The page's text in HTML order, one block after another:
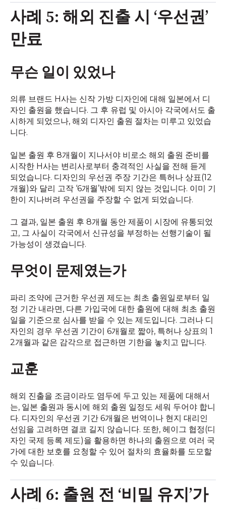
사례 5: 해외 진출 시 ‘우선권’
만료
무슨 일이 있었나
의류 브랜드 H사는 신작 가방 디자인에 대해 일본에서 디
자인 출원을 했습니다. 그 후 유럽 및 아시아 각국에서도 출
시하게 되었으나, 해외 디자인 출원 절차는 미루고 있었습
니다.
일본 출원 후 8개월이 지나서야 비로소 해외 출원 준비를
시작한 H사는 변리사로부터 충격적인 사실을 전해 듣게
되었습니다. 디자인의 우선권 주장 기간은 특허나 상표(12
개월)와 달리 고작 ‘6개월’밖에 되지 않는 것입니다. 이미 기
한이 지나버려 우선권을 주장할 수 없게 되었습니다.
그 결과, 일본 출원 후 8개월 동안 제품이 시장에 유통되었
고, 그 사실이 각국에서 신규성을 부정하는 선행기술이 될
가능성이 생겼습니다.
무엇이 문제였는가
파리 조약에 근거한 우선권 제도는 최초 출원일로부터 일
정 기간 내라면, 다른 가입국에 대한 출원에 대해 최초 출원
일을 기준으로 심사를 받을 수 있는 제도입니다. 그러나 디
자인의 경우 우선권 기간이 6개월로 짧아, 특허나 상표의 1
2개월과 같은 감각으로 접근하면 기한을 놓치고 맙니다.
교훈
해외 진출을 조금이라도 염두에 두고 있는 제품에 대해서
는, 일본 출원과 동시에 해외 출원 일정도 세워 두어야 합니
다. 디자인의 우선권 기간 6개월은 번역이나 현지 대리인
선임을 고려하면 결코 길지 않습니다. 또한, 헤이그 협정(디
자인 국제 등록 제도)을 활용하면 하나의 출원으로 여러 국
가에 대한 보호를 요청할 수 있어 절차의 효율화를 도모할
수 있습니다.
사례 6: 출원 전 ‘비밀 유지’가